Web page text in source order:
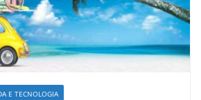
E TECNOLOGIA